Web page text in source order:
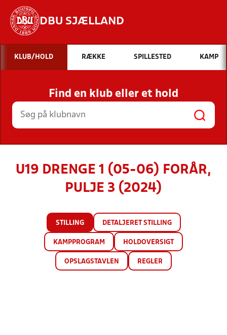
DBU SJÆLLAND
Hvad vil du søge efter?
INDHOLD OG NYHEDER
STILLINGER, RESULTATER, KLUBBER OG
HOLD
KLUB/HOLD RÆKKE SPILLESTED KAMP
Find en klub eller et hold
U19 DRENGE 1 (05-06) FORÅR,
PULJE 3 (2024)
STILLING DETALJERET STILLING
KAMPPROGRAM HOLDOVERSIGT
OPSLAGSTAVLEN REGLER